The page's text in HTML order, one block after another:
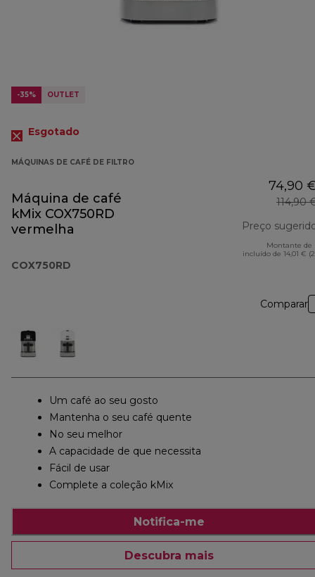
-35% OUTLET
Esgotado
MÁQUINAS DE CAFÉ DE FILTRO
Máquina de café
kMix COX750RD
vermelha
COX750RD
74,90
114,90
Preço
Montante de
incluído de 14,01 €
Comparar
Um café ao seu gosto
Mantenha o seu café quente
No seu melhor
A capacidade de que necessita
Fácil de usar
Complete a coleção kMix
Notifica-me
Descubra mais